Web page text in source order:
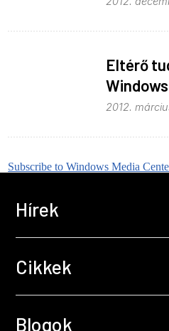
Eltérő
2012.
Subscribe to Windows Media
Hírek
Cikkek
Blogok